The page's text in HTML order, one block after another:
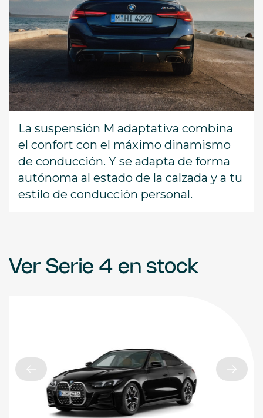
La suspensión M adaptativa combina
el confort con el máximo dinamismo
de conducción. Y se adapta de forma
autónoma al estado de la calzada y a tu
estilo de conducción personal.
Ver Serie 4 en stock